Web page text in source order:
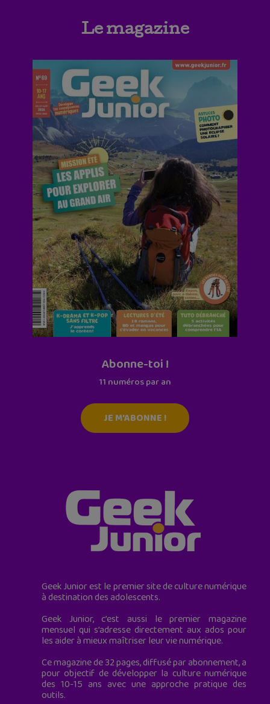
Le magazine
Abonne-toi !
11 numéros par an
JE M'ABONNE !
Geek Junior est le premier site de culture numérique
à destination des adolescents.
Geek Junior, c’est aussi le premier magazine
mensuel qui s’adresse directement aux ados pour
les aider à mieux maîtriser leur vie numérique.
Ce magazine de 32 pages, diffusé par abonnement, a
pour objectif de développer la culture numérique
des 10-15 ans avec une approche pratique des
outils.